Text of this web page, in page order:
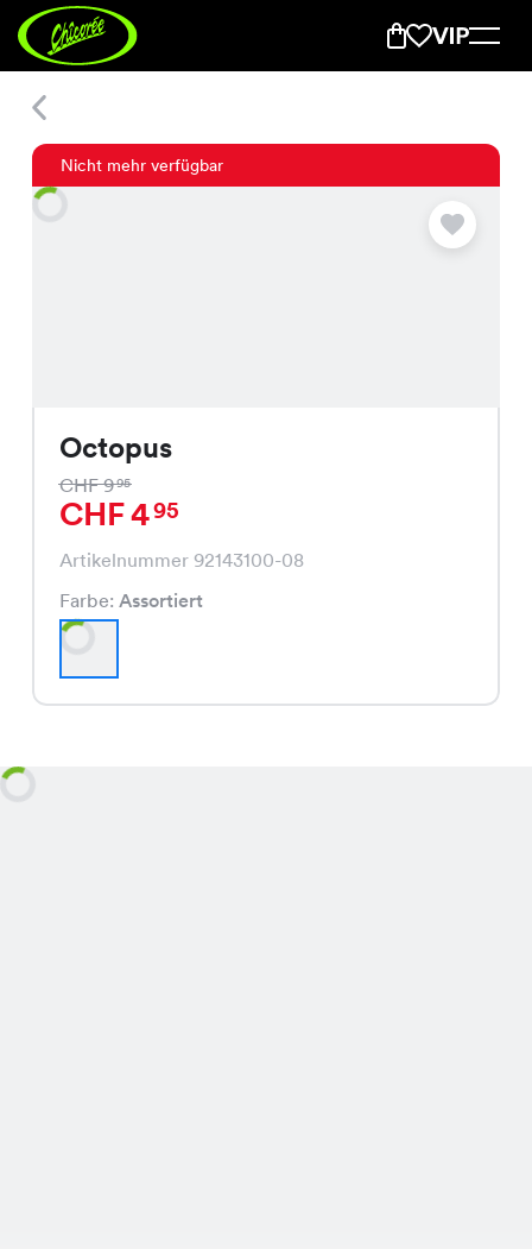
Nicht mehr verfügbar
Octopus
CHF 995
CHF 495
Artikelnummer 92143100-08
Farbe:Assortiert